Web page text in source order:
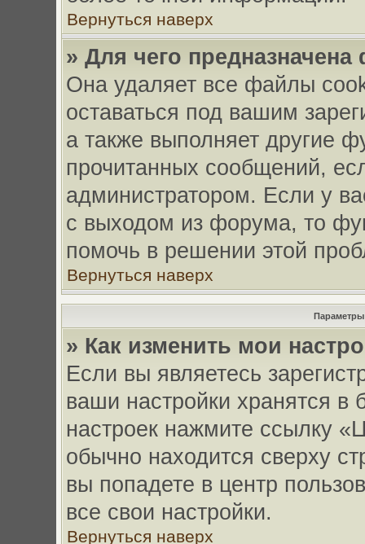
Вернуться наверх
» Для чего
Она удаляет все файлы
оставаться под вашим
а также выполняет другие
прочитанных сообщений,
администратором. Если у
с выходом из форума, то
помочь в решении этой
Вернуться наверх
Параметры
» Как изменить мои
Если вы являетесь
ваши настройки хранятся
настроек нажмите ссылку
обычно находится сверху
вы попадете в центр
все свои настройки.
Вернуться наверх